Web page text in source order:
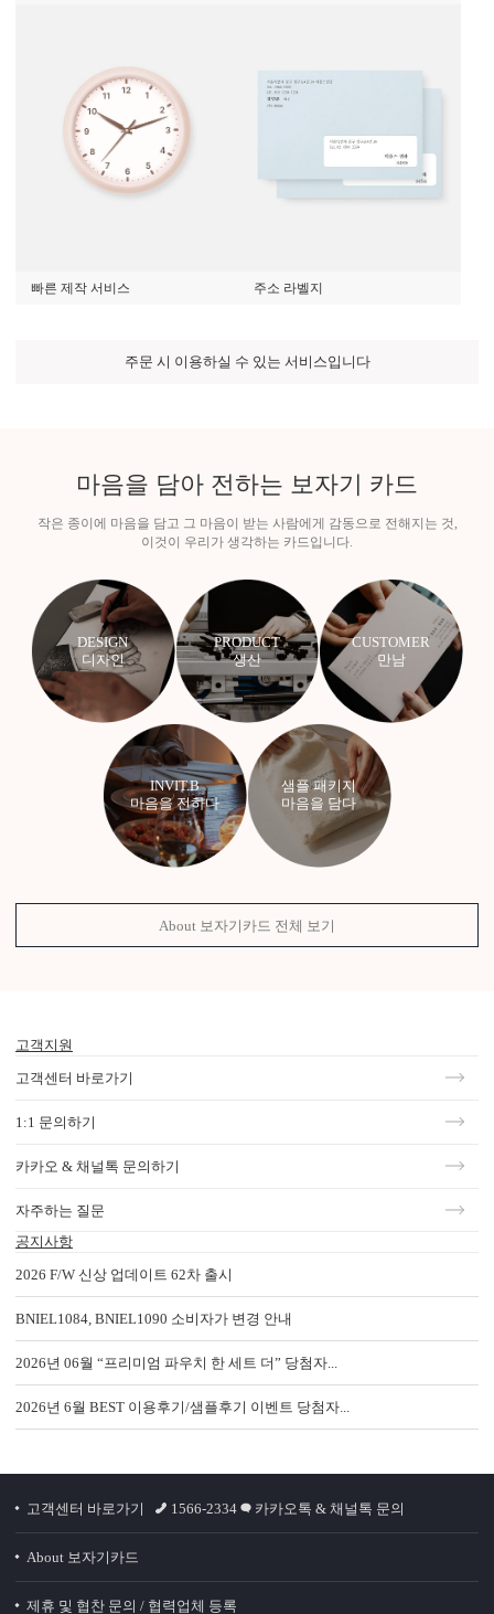
빠른 제작 서비스 주소 라벨지
주문 시 이용하실 수 있는 서비스입니다
마음을 담아 전하는 보자기 카드
작은 종이에 마음을 담고 그 마음이 받는 사람에게 감동으로 전해지는 것,
이것이 우리가 생각하는 카드입니다.
DESIGN
디자인
PRODUCT
생산
CUSTOMER
만남
INVIT.B
마음을 전하다
샘플 패키지
마음을 담다
About 보자기카드 전체 보기
고객지원
고객센터 바로가기
1:1 문의하기
카카오 & 채널톡 문의하기
자주하는 질문
공지사항
2026 F/W 신상 업데이트 62차 출시
BNIEL1084, BNIEL1090 소비자가 변경 안내
2026년 06월 “프리미엄 파우치 한 세트 더” 당첨자...
2026년 6월 BEST 이용후기/샘플후기 이벤트 당첨자...
고객센터 바로가기 1566-2334 카카오톡 & 채널톡 문의
About 보자기카드
제휴 및 협찬 문의 / 협력업체 등록